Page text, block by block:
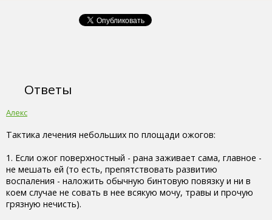
Ответы
Алекс
Тактика лечения небольших по площади ожогов:
1. Если ожог поверхностный - рана заживает сама, главное -
не мешать ей (то есть, препятствовать развитию
воспаления - наложить обычную бинтовую повязку и ни в
коем случае не совать в нее всякую мочу, травы и прочую
грязную нечисть).